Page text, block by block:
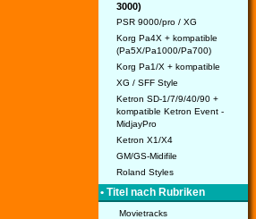
3000)
PSR 9000/pro / XG
Korg Pa4X + kompatible
(Pa5X/Pa1000/Pa700)
Korg Pa1/X + kompatible
XG / SFF Style
Ketron SD-1/7/9/40/90 +
kompatible Ketron Event -
MidjayPro
Ketron X1/X4
GM/GS-Midifile
Roland Styles
• Titel nach Rubriken
Movietracks